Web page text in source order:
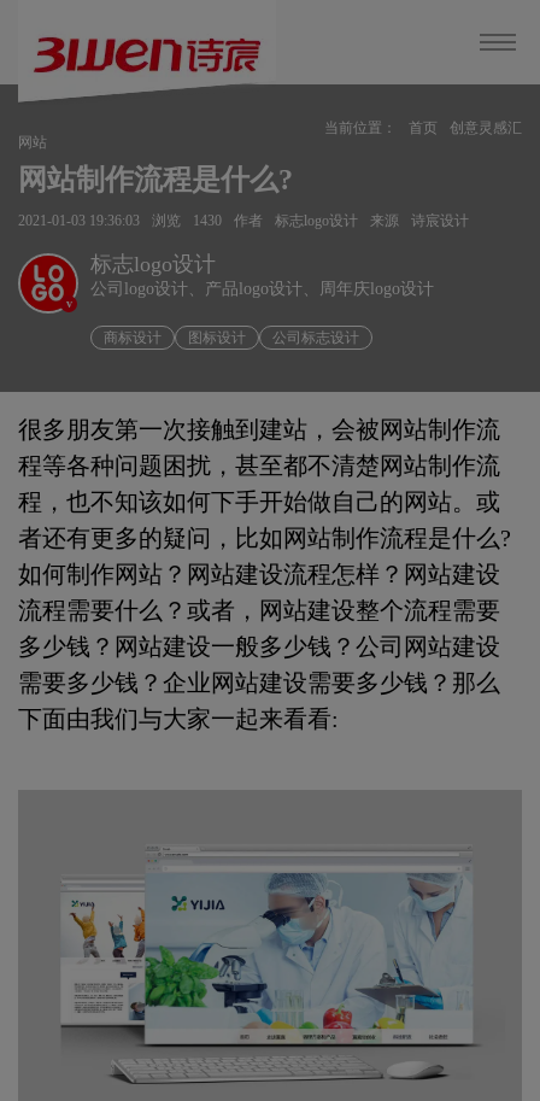
当前位置： 首页
创意灵感汇
网站
网站制作流程是什么?
2021-01-03 19:36:03 浏览 1430 作者 标志logo设计 来源 诗宸设计
v
标志logo设计
公司logo设计、产品logo设计、周年庆logo设计
商标设计 图标设计 公司标志设计
很多朋友第一次接触到建站，会被网站制作流
程等各种问题困扰，甚至都不清楚网站制作流
程，也不知该如何下手开始做自己的网站。或
者还有更多的疑问，比如网站制作流程是什么?
如何制作网站？网站建设流程怎样？网站建设
流程需要什么？或者，网站建设整个流程需要
多少钱？网站建设一般多少钱？公司网站建设
需要多少钱？企业网站建设需要多少钱？那么
下面由我们与大家一起来看看: